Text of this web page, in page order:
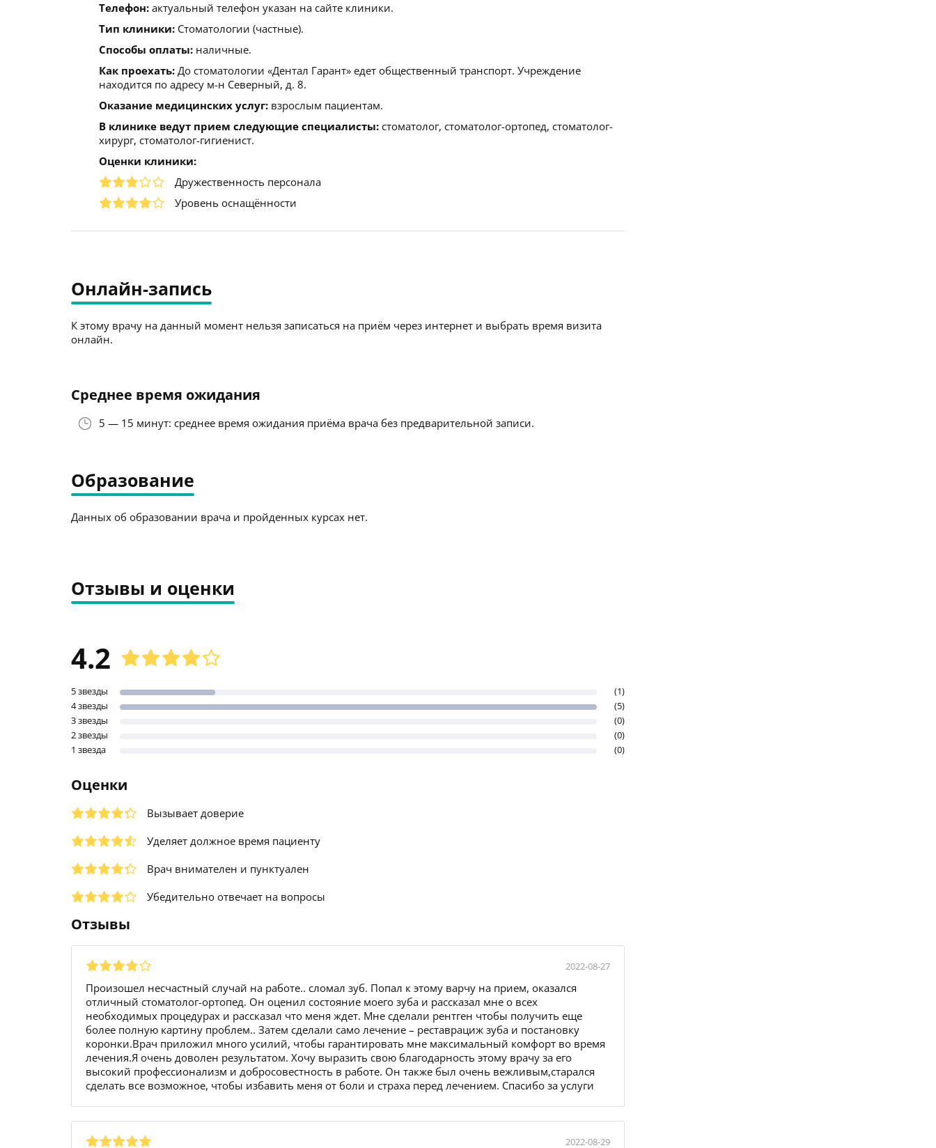
Телефон: актуальный телефон указан на сайте клиники.
Тип клиники: Стоматологии (частные).
Способы оплаты: наличные.
Как проехать: До стоматологии «Дентал Гарант» едет общественный транспорт. Учреждение
находится по адресу м-н Северный, д. 8.
Оказание медицинских услуг: взрослым пациентам.
В клинике ведут прием следующие специалисты: стоматолог, стоматолог-ортопед, стоматолог-
хирург, стоматолог-гигиенист.
Оценки клиники:
Дружественность персонала
Уровень оснащённости
Онлайн-запись
К этому врачу на данный момент нельзя записаться на приём через интернет и выбрать время визита
онлайн.
Среднее время ожидания
5 — 15 минут: среднее время ожидания приёма врача без предварительной записи.
Образование
Данных об образовании врача и пройденных курсах нет.
Отзывы и оценки
4.2
5 звезды
(1)
4 звезды
(5)
3 звезды
(0)
2 звезды
(0)
1 звезда
(0)
Оценки
Вызывает доверие
Уделяет должное время пациенту
Врач внимателен и пунктуален
Убедительно отвечает на вопросы
Отзывы
2022-08-27
Произошел несчастный случай на работе.. сломал зуб. Попал к этому варчу на прием, оказался
отличный стоматолог-ортопед. Он оценил состояние моего зуба и рассказал мне о всех
необходимых процедурах и рассказал что меня ждет. Мне сделали рентген чтобы получить еще
более полную картину проблем.. Затем сделали само лечение – реставрациж зуба и постановку
коронки.Врач приложил много усилий, чтобы гарантировать мне максимальный комфорт во время
лечения.Я очень доволен результатом. Хочу выразить свою благодарность этому врачу за его
высокий профессионализм и добросовестность в работе. Он также был очень вежливым,старался
сделать все возможное, чтобы избавить меня от боли и страха перед лечением. Спасибо за услуги
2022-08-29